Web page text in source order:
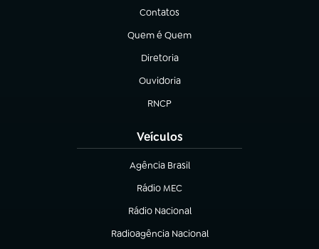
Contatos
(abre em nova aba)
Quem é Quem
(abre em nova aba)
Diretoria
(abre em nova aba)
Ouvidoria
(abre em nova aba)
RNCP
(abre em nova aba)
Veículos
Agência Brasil
(abre em nova aba)
Rádio MEC
(abre em nova aba)
Rádio Nacional
Radioagência Nacional
(abre em nova aba)